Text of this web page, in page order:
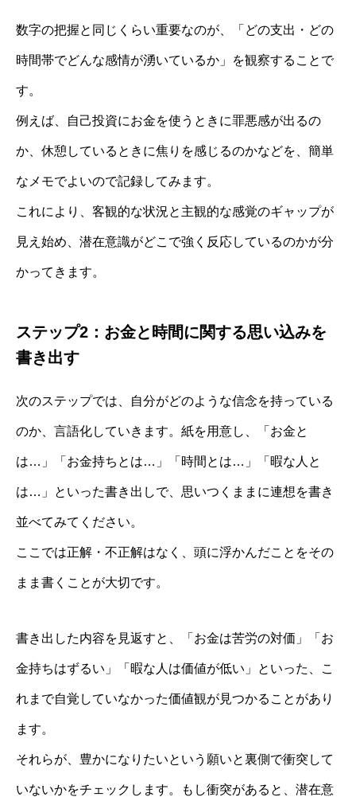
数字の把握と同じくらい重要なのが、「どの支出・どの
時間帯でどんな感情が湧いているか」を観察することで
す。
例えば、自己投資にお金を使うときに罪悪感が出るの
か、休憩しているときに焦りを感じるのかなどを、簡単
なメモでよいので記録してみます。
これにより、客観的な状況と主観的な感覚のギャップが
見え始め、潜在意識がどこで強く反応しているのかが分
かってきます。
ステップ2：お金と時間に関する思い込みを
書き出す
次のステップでは、自分がどのような信念を持っている
のか、言語化していきます。紙を用意し、「お金と
は…」「お金持ちとは…」「時間とは…」「暇な人と
は…」といった書き出しで、思いつくままに連想を書き
並べてみてください。
ここでは正解・不正解はなく、頭に浮かんだことをその
まま書くことが大切です。
書き出した内容を見返すと、「お金は苦労の対価」「お
金持ちはずるい」「暇な人は価値が低い」といった、こ
れまで自覚していなかった価値観が見つかることがあり
ます。
それらが、豊かになりたいという願いと裏側で衝突して
いないかをチェックします。もし衝突があると、潜在意